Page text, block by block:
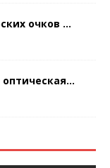
очков ...